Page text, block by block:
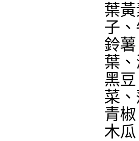
葉
子
鈴
葉
黑
菜
青
木